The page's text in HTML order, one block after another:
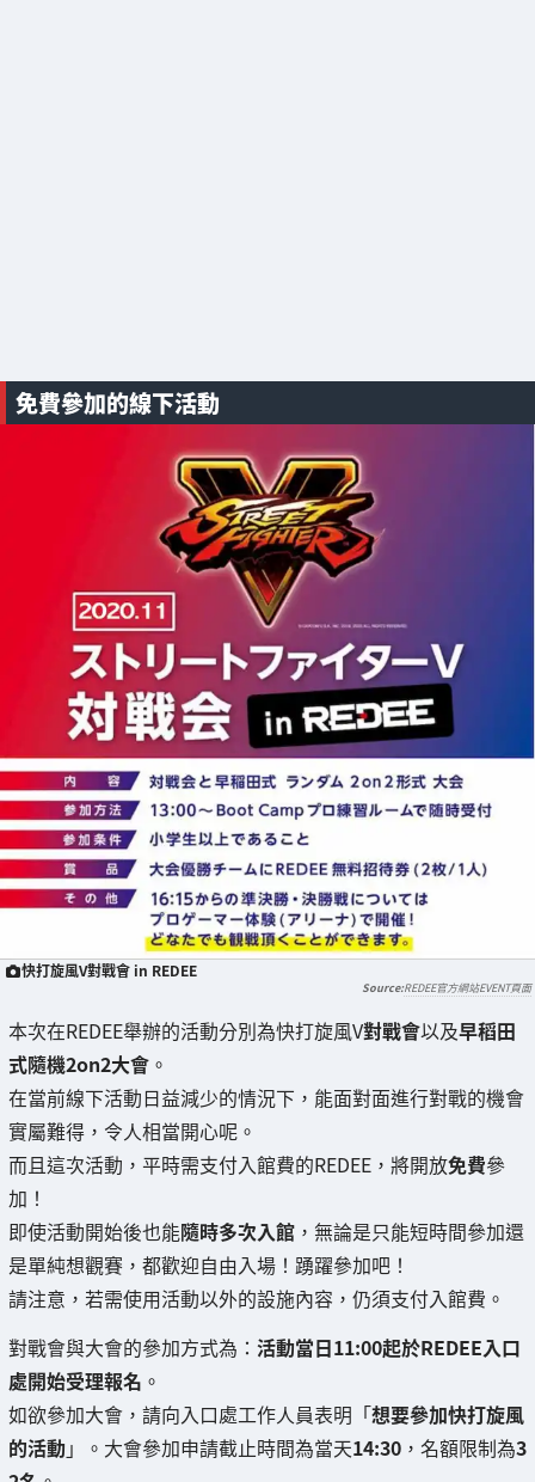
免費參加的線下活動
快打旋風V對戰會 in REDEE
REDEE官方網站EVENT頁面
本次在REDEE舉辦的活動分別為快打旋風V對戰會以及早稻田
式隨機2on2大會 。
在當前線下活動日益減少的情況下，能面對面進行對戰的機會
實屬難得，令人相當開心呢。
而且這次活動，平時需支付入館費的REDEE，將開放免費參
加！
即使活動開始後也能隨時多次入館 ，無論是只能短時間參加還
是單純想觀賽，都歡迎自由入場！踴躍參加吧！
請注意，若需使用活動以外的設施內容，仍須支付入館費。
對戰會與大會的參加方式為： 活動當日11:00起於REDEE入口
處開始受理報名 。
如欲參加大會，請向入口處工作人員表明「想要參加快打旋風
的活動」。大會參加申請截止時間為當天14:30 ，名額限制為3